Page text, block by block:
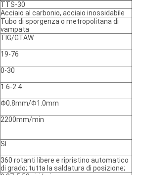
TTS-30
Acciaio al carbonio, acciaio inossidabile
Tubo di sporgenza o metropolitana di
vampata
TIG/GTAW
19-76
0-30
1.6-2.4
Φ0.8mm/Φ1.0mm
2200mm/min
Sì
360 rotanti libere e ripristino automatico
di grado; tutta la saldatura di posizione;